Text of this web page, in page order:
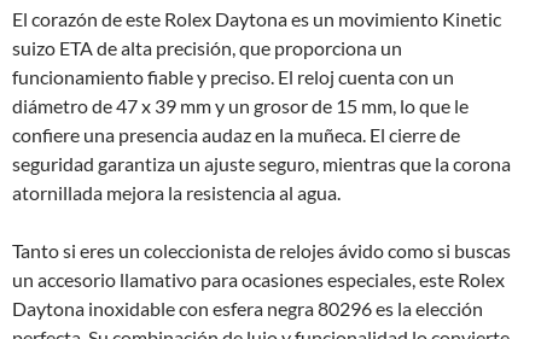
El corazón de este Rolex Daytona es un movimiento Kinetic
suizo ETA de alta precisión, que proporciona un
funcionamiento fiable y preciso. El reloj cuenta con un
diámetro de 47 x 39 mm y un grosor de 15 mm, lo que le
confiere una presencia audaz en la muñeca. El cierre de
seguridad garantiza un ajuste seguro, mientras que la corona
atornillada mejora la resistencia al agua.
Tanto si eres un coleccionista de relojes ávido como si buscas
un accesorio llamativo para ocasiones especiales, este Rolex
Daytona inoxidable con esfera negra 80296 es la elección